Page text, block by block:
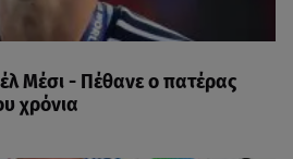
Μέσι - Πέθανε ο πατέρας
χρόνια